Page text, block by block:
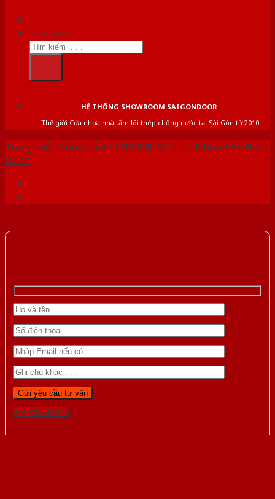
Tìm kiếm:
HỆ THỐNG SHOWROOM SAIGONDOOR
Thế giới Cửa nhựa nhà tắm lõi thép chống nước tại Sài Gòn từ 2010
Trang chủ /Sản phẩm /CỬA NHỰA/Cửa Nhựa ABS Hàn
Quốc
Gọi 0976.169.864